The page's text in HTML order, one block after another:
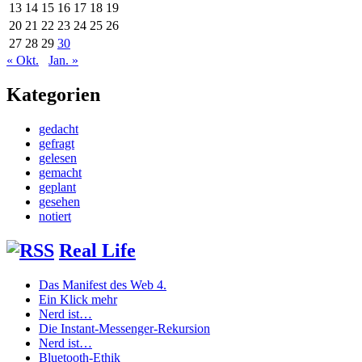
13 14 15 16 17 18 19
20 21 22 23 24 25 26
27 28 29 30
« Okt.
Jan. »
Kategorien
gedacht
gefragt
gelesen
gemacht
geplant
gesehen
notiert
Real Life
Das Manifest des Web 4.
Ein Klick mehr
Nerd ist…
Die Instant-Messenger-Rekursion
Nerd ist…
Bluetooth-Ethik